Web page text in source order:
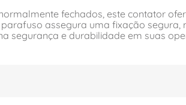
fechados, este contator
assegura uma fixação segura,
segurança e durabilidade em suas